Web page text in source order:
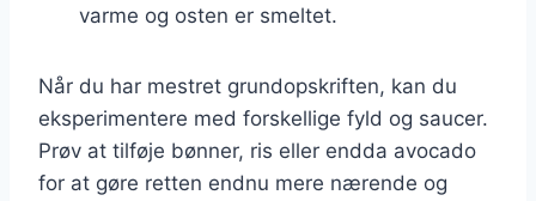
varme og osten er smeltet.
Når du har mestret grundopskriften, kan du
eksperimentere med forskellige fyld og saucer.
Prøv at tilføje bønner, ris eller endda avocado
for at gøre retten endnu mere nærende og